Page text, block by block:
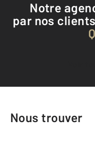
Notre
par nos clients
Voir
Nous trouver